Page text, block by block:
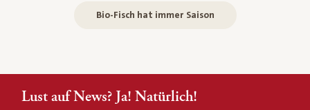
Bio-Fisch hat immer Saison
Lust auf News? Ja! Natürlich!